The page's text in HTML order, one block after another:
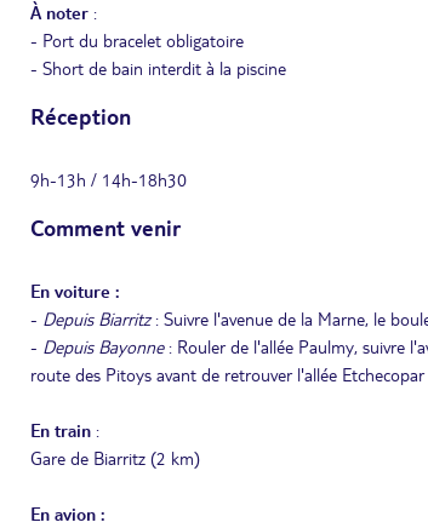
À noter :
- Port du bracelet obligatoire
- Short de bain interdit à la piscine
Réception
9h-13h / 14h-18h30
Comment venir
En voiture :
- Depuis Biarritz: Suivre l'avenue de la Marne, le
- Depuis Bayonne: Rouler de l'allée Paulmy, suivre
route des Pitoys avant de retrouver l'allée Etchecopar
En train :
Gare de Biarritz (2 km)
En avion :